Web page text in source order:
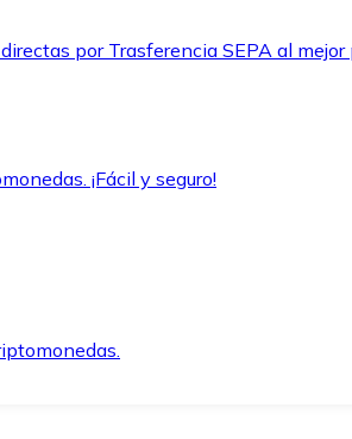
por Trasferencia SEPA al mejor
¡Fácil y seguro!